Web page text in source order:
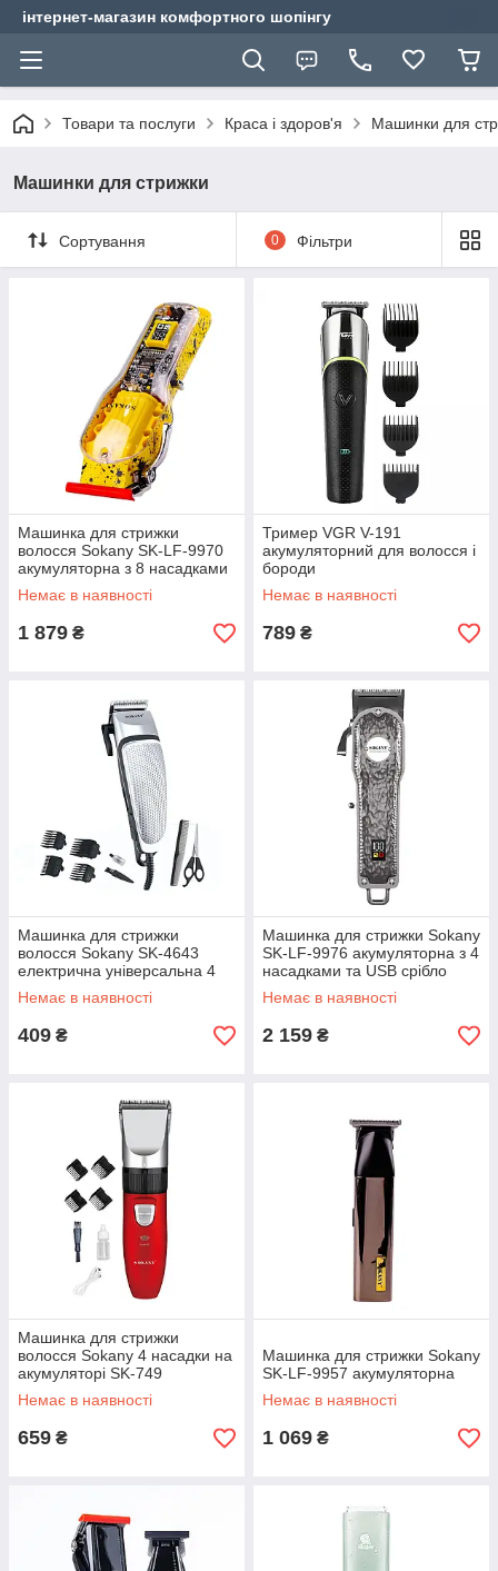
інтернет-магазин комфортного шопінгу
Товари та послуги Краса і здоров'я Машинки для
Машинки для стрижки
Сортування 0 Фільтри
Машинка для стрижки
волосся Sokany SK-LF-9970
акумуляторна з 8 насадками
Жовтий
Немає в наявності
1 879 ₴
Тример VGR V-191
акумуляторний для волосся і
бороди
Немає в наявності
789 ₴
Машинка для стрижки
волосся Sokany SK-4643
електрична універсальна 4
насадки Срібляста
Немає в наявності
409 ₴
Машинка для стрижки Sokany
SK-LF-9976 акумуляторна з 4
насадками та USB срібло
Немає в наявності
2 159 ₴
Машинка для стрижки
волосся Sokany 4 насадки на
акумуляторі SK-749
Немає в наявності
659 ₴
Машинка для стрижки Sokany
SK-LF-9957 акумуляторна
Немає в наявності
1 069 ₴